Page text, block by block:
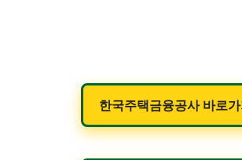
한국주택금융공사 바로가